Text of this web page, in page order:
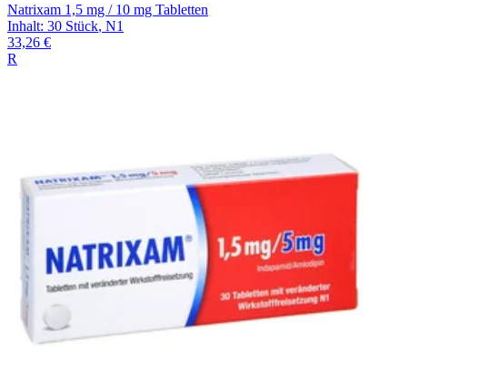
Natrixam 1,5 mg / 10 mg Tabletten
Inhalt: 30 Stück, N1
33,26 €
R